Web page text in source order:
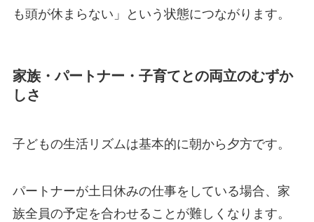
も頭が休まらない」という状態につながります。
家族・パートナー・子育てとの両立のむずか
しさ
子どもの生活リズムは基本的に朝から夕方です。
パートナーが土日休みの仕事をしている場合、家
族全員の予定を合わせることが難しくなります。